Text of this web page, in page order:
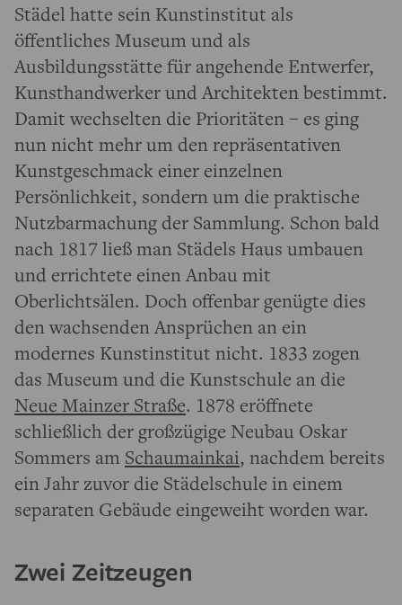
Städel hatte sein Kunstinstitut als
öffentliches Museum und als
Ausbildungsstätte für angehende Entwerfer,
Kunsthandwerker und Architekten bestimmt.
Damit wechselten die Prioritäten – es ging
nun nicht mehr um den repräsentativen
Kunstgeschmack einer einzelnen
Persönlichkeit, sondern um die praktische
Nutzbarmachung der Sammlung. Schon bald
nach 1817 ließ man Städels Haus umbauen
und errichtete einen Anbau mit
Oberlichtsälen. Doch offenbar genügte dies
den wachsenden Ansprüchen an ein
modernes Kunstinstitut nicht. 1833 zogen
das Museum und die Kunstschule an die
Neue Mainzer Straße. 1878 eröffnete
schließlich der großzügige Neubau Oskar
Sommers am Schaumainkai, nachdem bereits
ein Jahr zuvor die Städelschule in einem
separaten Gebäude eingeweiht worden war.
Zwei Zeitzeugen